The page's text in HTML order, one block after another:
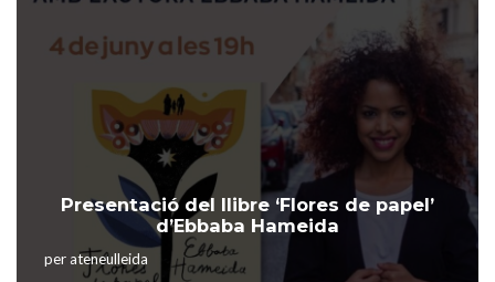
Presentació del llibre ‘Flores de papel’
d’Ebbaba Hameida
perateneulleida